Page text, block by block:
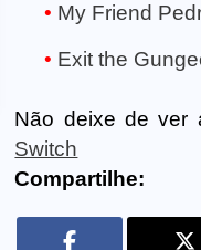
My Friend
Exit the
Não deixe de ver
Switch
Compartilhe: